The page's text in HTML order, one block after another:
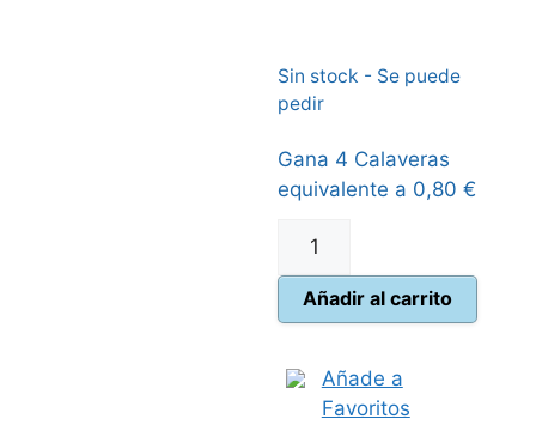
era:
50,00
es:
Sin stock - Se puede
pedir
Gana 4 Calaveras
equivalente a 0,80 €
Clank!
Añadir al carrito
Añade a
Favoritos